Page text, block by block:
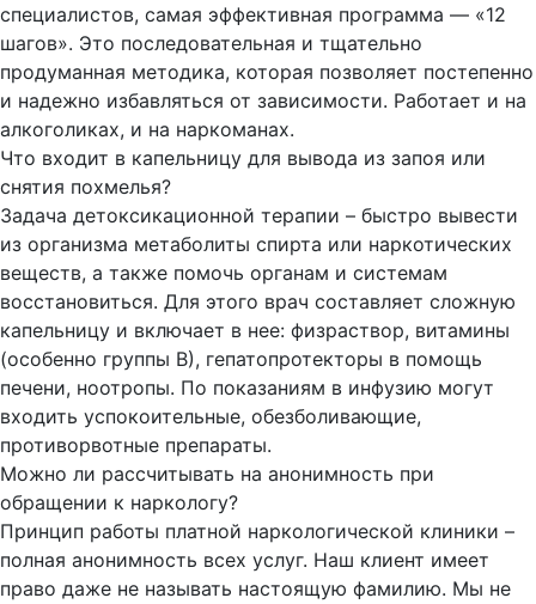
специалистов, самая эффективная программа — «12
шагов». Это последовательная и тщательно
продуманная методика, которая позволяет постепенно
и надежно избавляться от зависимости. Работает и на
алкоголиках, и на наркоманах.
Что входит в капельницу для вывода из запоя или
снятия похмелья?
Задача детоксикационной терапии – быстро вывести
из организма метаболиты спирта или наркотических
веществ, а также помочь органам и системам
восстановиться. Для этого врач составляет сложную
капельницу и включает в нее: физраствор, витамины
(особенно группы В), гепатопротекторы в помощь
печени, ноотропы. По показаниям в инфузию могут
входить успокоительные, обезболивающие,
противорвотные препараты.
Можно ли рассчитывать на анонимность при
обращении к наркологу?
Принцип работы платной наркологической клиники –
полная анонимность всех услуг. Наш клиент имеет
право даже не называть настоящую фамилию. Мы не